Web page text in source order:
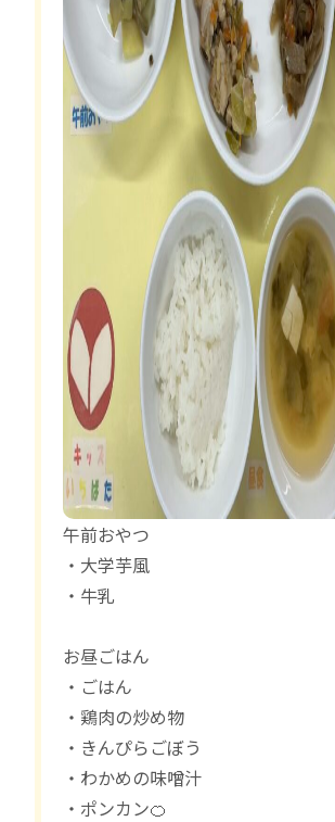
午前おやつ
・大学芋風
・牛乳
お昼ごはん
・ごはん
・鶏肉の炒め物
・きんぴらごぼう
・わかめの味噌汁
・ポンカン🍊